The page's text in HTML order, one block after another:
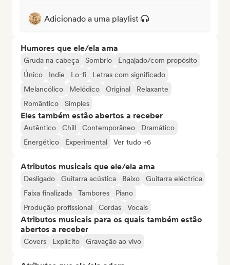
Adicionado a uma playlist
Humores que ele/ela ama
Gruda na cabeça Sombrio
Engajado/com propósito
Único
Indie Lo-fi
Letras com significado
Melancólico
Melódico Original
Relaxante
Romântico
Simples
Eles também estão abertos a receber
Autêntico Chill Contemporâneo
Dramático
Energético
Experimental Ver tudo +6
Atributos musicais que ele/ela ama
Desligado Guitarra acústica Baixo
Guitarra eléctrica
Faixa finalizada
Tambores
Piano
Produção profissional
Cordas Vocais
Atributos musicais para os quais também estão
abertos a receber
Covers Explícito Gravação ao vivo